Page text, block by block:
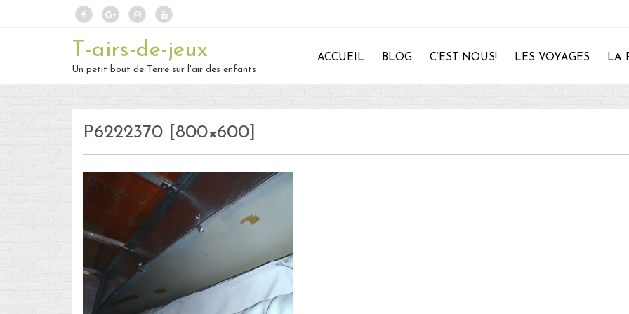
T-airs-de-jeux
Un petit bout de Terre sur l'air des enfants
ACCUEIL BLOG C’EST NOUS! LES VOYAGES LA
P6222370 [800×600]